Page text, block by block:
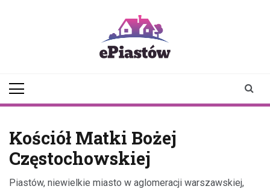
Kościół Matki Bożej
Częstochowskiej
Piastów, niewielkie miasto w aglomeracji warszawskiej,